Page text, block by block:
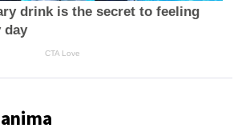
drink is the secret to feeling
day
CTA Love